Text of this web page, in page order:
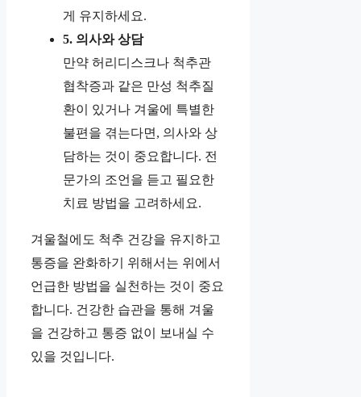
게 유지하세요.
5. 의사와 상담
만약 허리디스크나 척추관
협착증과 같은 만성 척추질
환이 있거나 겨울에 특별한
불편을 겪는다면, 의사와 상
담하는 것이 중요합니다. 전
문가의 조언을 듣고 필요한
치료 방법을 고려하세요.
겨울철에도 척추 건강을 유지하고
통증을 완화하기 위해서는 위에서
언급한 방법을 실천하는 것이 중요
합니다. 건강한 습관을 통해 겨울
을 건강하고 통증 없이 보내실 수
있을 것입니다.